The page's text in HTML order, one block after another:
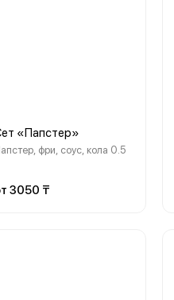
«Папстер»
фри, соус, кола 0.5
3050 ₸